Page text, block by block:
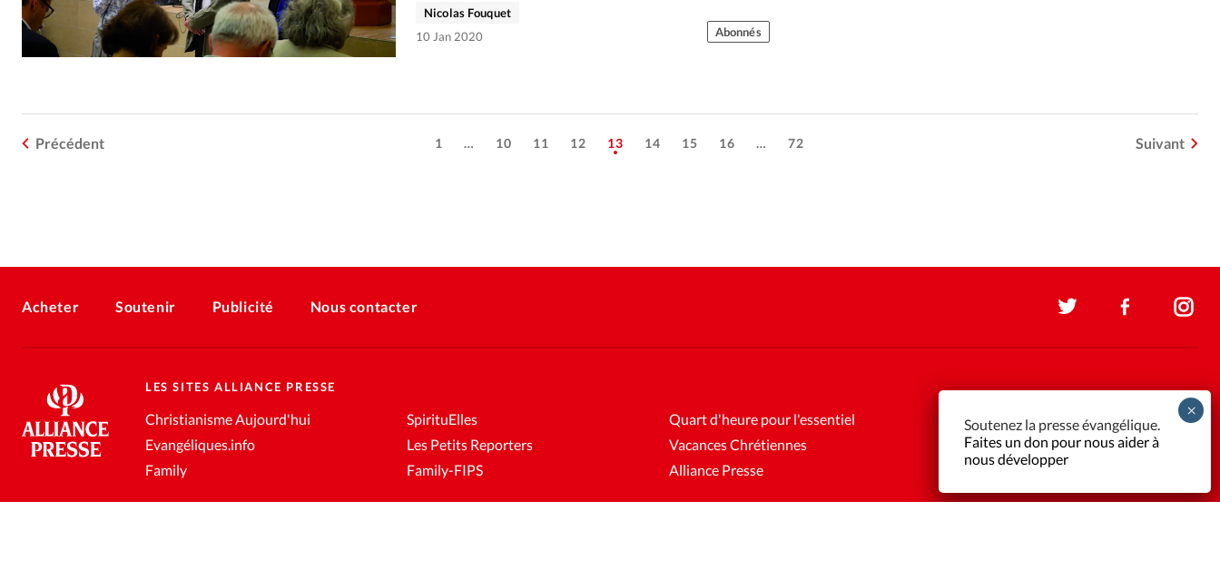
l’occasion de revenir sur le chemin parcouru par
l’institution faîtière durant cette première décennie.
Nicolas Fouquet
10 Jan 2020
Abonnés
Précédent 1 … 10 11 12 13 14 15 16 … 72 Suivant
Acheter Soutenir Publicité Nous contacter
LES SITES ALLIANCE PRESSE
Christianisme Aujourd'hui
Evangéliques.info
Family
SpirituElles
Les Petits Reporters
Family-FIPS
Quart d'heure pour l'essentiel
Vacances Chrétiennes
Alliance Presse
Soutenez la presse évangélique.
Faites un don pour nous aider à
nous développer